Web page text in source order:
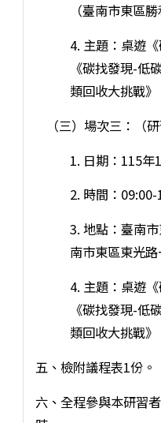
（臺南市東區
4. 主題：桌遊
《碳找發現-低
類回收大挑戰》
（三）場次三：（
1. 日期：115年
2. 時間：09:00-
3. 地點：臺南
南市東區東光
4. 主題：桌遊
《碳找發現-低
類回收大挑戰》
五、檢附議程表1份。
六、全程參與本研習